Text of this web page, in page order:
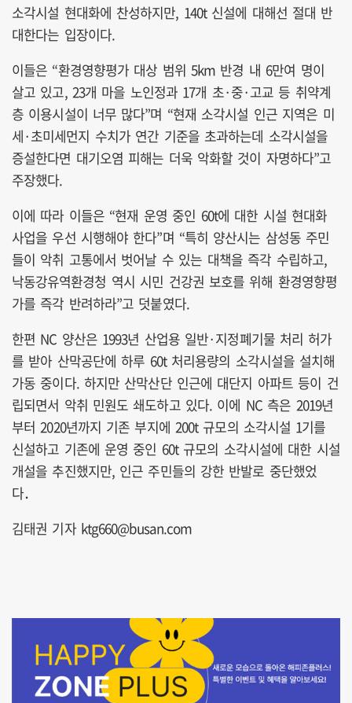
소각시설 현대화에 찬성하지만, 140t 신설에 대해선 절대 반
대한다는 입장이다.
이들은 “환경영향평가 대상 범위 5km 반경 내 6만여 명이
살고 있고, 23개 마을 노인정과 17개 초·중·고교 등 취약계
층 이용시설이 너무 많다”며 “현재 소각시설 인근 지역은 미
세·초미세먼지 수치가 연간 기준을 초과하는데 소각시설을
증설한다면 대기오염 피해는 더욱 악화할 것이 자명하다”고
주장했다.
이에 따라 이들은 “현재 운영 중인 60t에 대한 시설 현대화
사업을 우선 시행해야 한다”며 “특히 양산시는 삼성동 주민
들이 악취 고통에서 벗어날 수 있는 대책을 즉각 수립하고,
낙동강유역환경청 역시 시민 건강권 보호를 위해 환경영향평
가를 즉각 반려하라”고 덧붙였다.
한편 NC 양산은 1993년 산업용 일반·지정폐기물 처리 허가
를 받아 산막공단에 하루 60t 처리용량의 소각시설을 설치해
가동 중이다. 하지만 산막산단 인근에 대단지 아파트 등이 건
립되면서 악취 민원도 쇄도하고 있다. 이에 NC 측은 2019년
부터 2020년까지 기존 부지에 200t 규모의 소각시설 1기를
신설하고 기존에 운영 중인 60t 규모의 소각시설에 대한 시설
개설을 추진했지만, 인근 주민들의 강한 반발로 중단했었
다．
김태권 기자 ktg660@busan.com